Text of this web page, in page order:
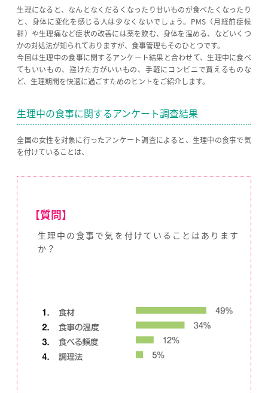
生理になると、なんとなくだるくなったり甘いものが食べたくなったり
と、身体に変化を感じる人は少なくないでしょう。PMS（月経前症候
群）や生理痛など症状の改善には薬を飲む、身体を温める、などいくつ
かの対処法が知られておりますが、食事管理もそのひとつです。
今回は生理中の食事に関するアンケート結果と合わせて、生理中に食べ
てもいいもの、避けた方がいいもの、手軽にコンビニで買えるものな
ど、生理期間を快適に過ごすためのヒントをご紹介します。
生理中の食事に関するアンケート調査結果
全国の女性を対象に行ったアンケート調査によると、生理中の食事で気
を付けていることは、
【質問】
生理中の食事で気を付けていることはあります
か？